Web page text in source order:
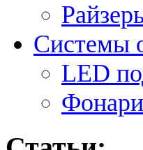
Системы
LED